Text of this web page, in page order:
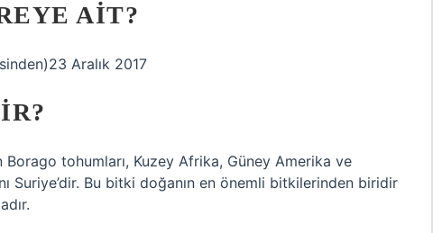
AIT?
Aralık 2017
Borago tohumları, Kuzey Afrika, Güney Amerika ve
Suriye’dir. Bu bitki doğanın en önemli bitkilerinden biridir